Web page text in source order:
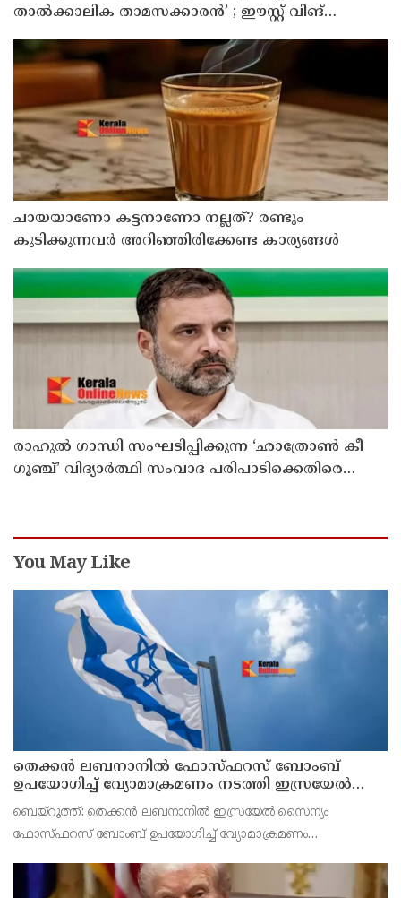
താൽക്കാലിക താമസക്കാരൻ’ ; ഈസ്റ്റ് വിങ്
പൊളിച്ചുമാറ്റി ബോൾറൂം നിർമിക്കാനുള്ള ട്രംപിന്റെ
നീക്കങ്ങൾക്ക് കോടതിയുടെ സ്റ്റേ
ചായയാണോ കട്ടനാണോ നല്ലത്? രണ്ടും
കുടിക്കുന്നവർ അറിഞ്ഞിരിക്കേണ്ട കാര്യങ്ങൾ
രാഹുൽ ഗാന്ധി സംഘടിപ്പിക്കുന്ന ‘ഛാത്രോൺ കീ
ഗൂഞ്ച്’ വിദ്യാർത്ഥി സംവാദ പരിപാടിക്കെതിരെ
You May Like
തെക്കൻ ലബനാനിൽ ഫോസ്ഫറസ് ബോംബ്
ഉപയോഗിച്ച് വ്യോമാക്രമണം നടത്തി ഇസ്രയേൽ
സൈന്യം
ബെയ്റൂത്ത്: തെക്കൻ ലബനാനിൽ ഇസ്രയേൽ സൈന്യം
ഫോസ്ഫറസ് ബോംബ് ഉപയോഗിച്ച് വ്യോമാക്രമണം
മേഖലയെയാണ് ആക്രമണം ലക്ഷ്യമിട്ടതെന്ന് റിപ്പോർട്ടിൽ